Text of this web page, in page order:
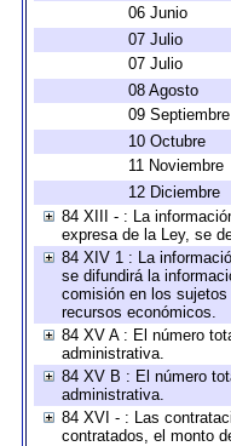
06 Junio
07 Julio
07 Julio
08 Agosto
09 Septiembre
10 Octubre
11 Noviembre
12 Diciembre
84 XIII - : La
expresa de la Ley, se
84 XIV 1 : La
se difundirá la
comisión en los
recursos económicos.
84 XV A : El número
administrativa.
84 XV B : El número
administrativa.
84 XVI - : Las
contratados, el monto